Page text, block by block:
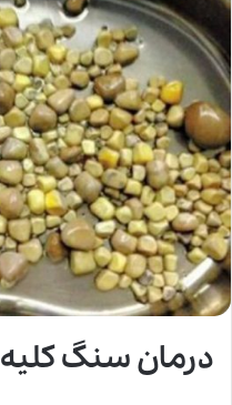
درمان سنگ کلیه